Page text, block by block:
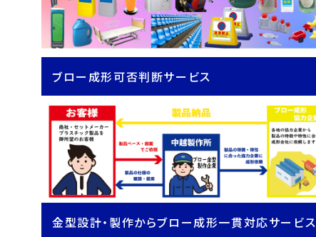
ブロー成形可否判断サービス
金型設計・製作からブロー成形一貫対応サービス